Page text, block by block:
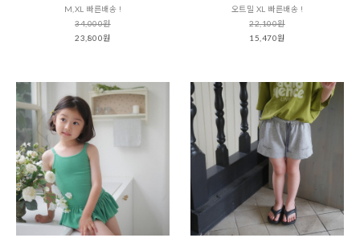
M,XL 빠른배송 !
34,000원
23,800원
오트밀 XL 빠른배송 !
22,100원
15,470원